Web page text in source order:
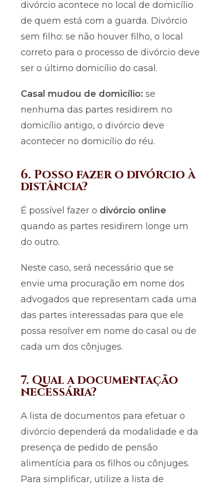
divórcio acontece no local de domicílio
de quem está com a guarda. Divórcio
sem filho: se não houver filho, o local
correto para o processo de divórcio deve
ser o último domicílio do casal.
Casal mudou de domicílio: se
nenhuma das partes residirem no
domicílio antigo, o divórcio deve
acontecer no domicílio do réu.
6. Posso fazer o divórcio à
distância?
É possível fazer o divórcio online
quando as partes residirem longe um
do outro.
Neste caso, será necessário que se
envie uma procuração em nome dos
advogados que representam cada uma
das partes interessadas para que ele
possa resolver em nome do casal ou de
cada um dos cônjuges.
7. Qual a documentação
necessária?
A lista de documentos para efetuar o
divórcio dependerá da modalidade e da
presença de pedido de pensão
alimentícia para os filhos ou cônjuges.
Para simplificar, utilize a lista de